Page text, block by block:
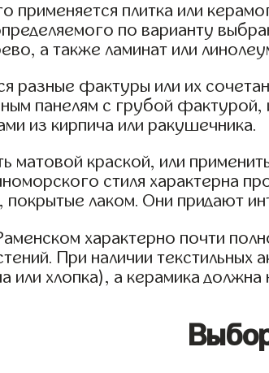
применяется плитка или
по варианту
а также ламинат или
разные фактуры или их
панелям с грубой
из кирпича или ракушечника.
матовой краской, или
стиля характерна
покрытые лаком. Они придают
характерно почти
При наличии
или хлопка), а керамика